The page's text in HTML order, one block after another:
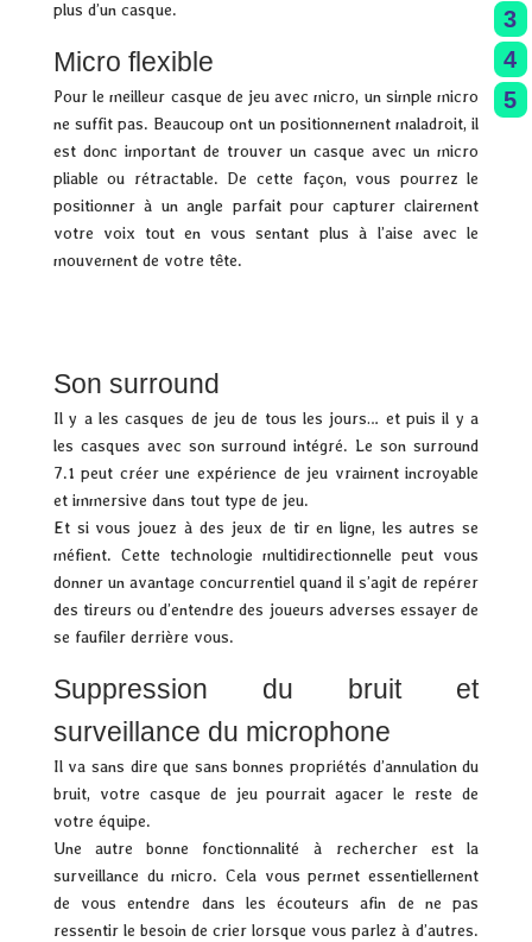
plus d’un casque.
Micro flexible
Pour le meilleur casque de jeu avec micro, un simple micro
ne suffit pas. Beaucoup ont un positionnement maladroit, il
est donc important de trouver un casque avec un micro
pliable ou rétractable. De cette façon, vous pourrez le
positionner à un angle parfait pour capturer clairement
votre voix tout en vous sentant plus à l’aise avec le
mouvement de votre tête.
Son surround
Il y a les casques de jeu de tous les jours… et puis il y a
les casques avec son surround intégré. Le son surround
7.1 peut créer une expérience de jeu vraiment incroyable
et immersive dans tout type de jeu.
Et si vous jouez à des jeux de tir en ligne, les autres se
méfient. Cette technologie multidirectionnelle peut vous
donner un avantage concurrentiel quand il s’agit de repérer
des tireurs ou d’entendre des joueurs adverses essayer de
se faufiler derrière vous.
Suppression du bruit et
surveillance du microphone
Il va sans dire que sans bonnes propriétés d’annulation du
bruit, votre casque de jeu pourrait agacer le reste de
votre équipe.
Une autre bonne fonctionnalité à rechercher est la
surveillance du micro. Cela vous permet essentiellement
de vous entendre dans les écouteurs afin de ne pas
ressentir le besoin de crier lorsque vous parlez à d’autres.
3
4
5